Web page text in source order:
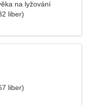
na lyžování
liber)
liber)